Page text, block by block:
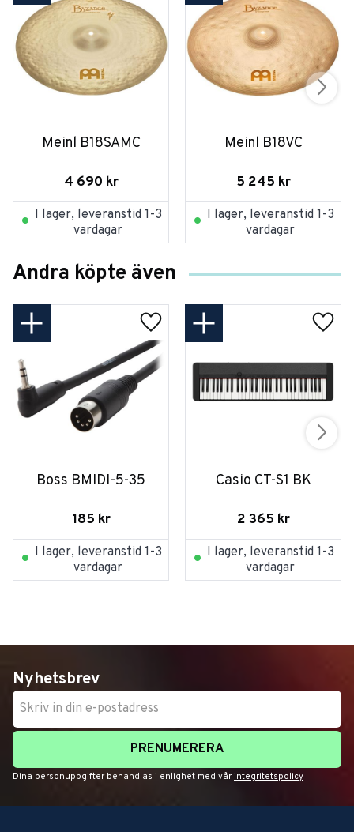
Meinl B18SAMC
4 690 kr
I lager, leveranstid 1-3
vardagar
Meinl B18VC
5 245 kr
I lager, leveranstid 1-3
vardagar
Andra köpte även
Boss BMIDI-5-35
185 kr
I lager, leveranstid 1-3
vardagar
Casio CT-S1 BK
2 365 kr
I lager, leveranstid 1-3
vardagar
Nyhetsbrev
PRENUMERERA
Dina personuppgifter behandlas i enlighet med vår integritetspolicy.